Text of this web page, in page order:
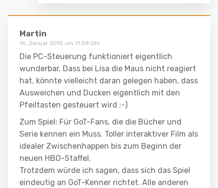
Martin
16. Januar 2015 um 11:58 Uhr
Die PC-Steuerung funktioniert eigentlich
wunderbar. Dass bei Lisa die Maus nicht reagiert
hat, könnte vielleicht daran gelegen haben, dass
Ausweichen und Ducken eigentlich mit den
Pfeiltasten gesteuert wird ;-)
Zum Spiel: Für GoT-Fans, die die Bücher und
Serie kennen ein Muss. Toller interaktiver Film als
idealer Zwischenhappen bis zum Beginn der
neuen HBO-Staffel.
Trotzdem würde ich sagen, dass sich das Spiel
eindeutig an GoT-Kenner richtet. Alle anderen